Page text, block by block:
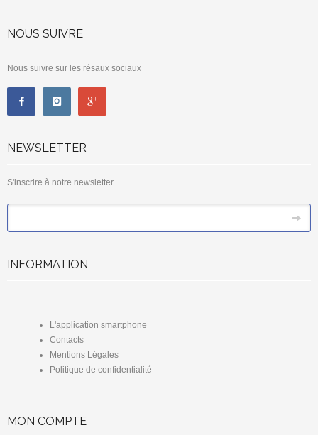
NOUS SUIVRE
Nous suivre sur les résaux sociaux
NEWSLETTER
S'inscrire à notre newsletter
INFORMATION
L'application smartphone
Contacts
Mentions Légales
Politique de confidentialité
MON COMPTE